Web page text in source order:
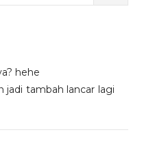
hehe
jadi tambah lancar lagi